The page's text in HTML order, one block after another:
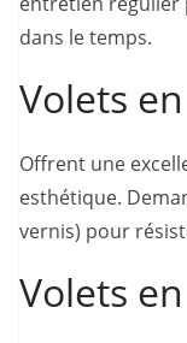
dans le temps.
Volets
Offrent une
esthétique.
vernis) pour
Volets